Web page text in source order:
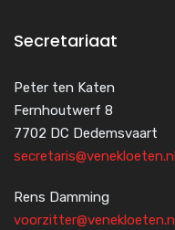
Secretariaat
Peter ten Katen
Fernhoutwerf 8
7702 DC Dedemsvaart
secretaris@venekloeten.nl
Rens Damming
voorzitter@venekloeten.nl